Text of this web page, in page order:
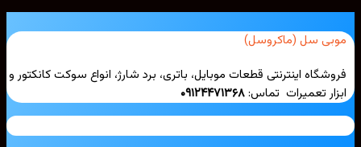
سل (ماکروسل)
اینترنتی قطعات موبایل، باتری، برد شارژ، انواع سوکت کانکتور و
تعمیرات تماس:۰۹۱۲۴۴۷۱۳۶۸